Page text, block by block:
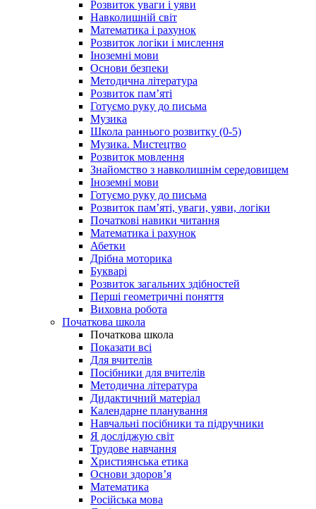
Розвиток уваги і уяви
Навколишній світ
Математика і рахунок
Розвиток логіки і мислення
Іноземні мови
Основи безпеки
Методична література
Розвиток пам’яті
Готуємо руку до письма
Музика
Школа раннього розвитку (0-5)
Музика. Мистецтво
Розвиток мовлення
Знайомство з навколишнім середовищем
Іноземні мови
Готуємо руку до письма
Розвиток пам’яті, уваги, уяви, логіки
Початкові навики читання
Математика і рахунок
Абетки
Дрібна моторика
Букварі
Розвиток загальних здібностей
Перші геометричні поняття
Виховна робота
Початкова школа
Початкова школа
Показати всі
Для вчителів
Посібники для вчителів
Методична література
Дидактичний матеріал
Календарне планування
Навчальні посібники та підручники
Я досліджую світ
Трудове навчання
Християнська етика
Основи здоров’я
Математика
Російська мова